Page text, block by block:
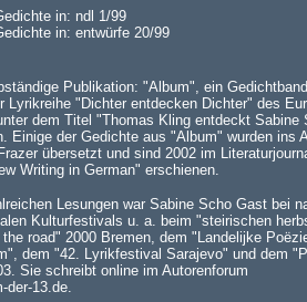
in: ndl 1/99
in: entwürfe 20/99
Publikation: "Album", ein
Lyrikreihe "Dichter entdecken Dichter" des
dem Titel "Thomas Kling entdeckt Sabine
Einige der Gedichte aus "Album" wurden ins
übersetzt und sind 2002 im
Writing in German" erschienen.
Lesungen war Sabine Scho Gast bei
Kulturfestivals u. a. beim "steirischen
road" 2000 Bremen, dem "Landelijke
dem "42. Lyrikfestival Sarajevo" und dem
Sie schreibt online im Autorenforum
der-13.de.